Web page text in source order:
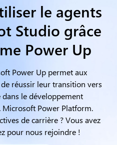
le agents
Studio grâce
Power Up
Power Up permet aux
réussir leur transition vers
le développement
Microsoft Power Platform.
de carrière ? Vous avez
pour nous rejoindre !